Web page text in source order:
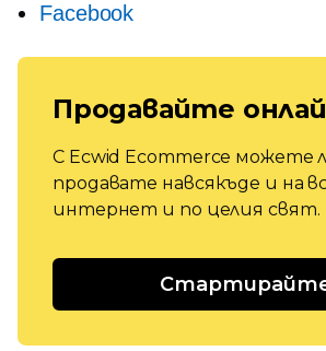
Facebook
Продавайте
С Ecwid Ecommerce можете
продавате навсякъде и на
интернет и по целия свят.